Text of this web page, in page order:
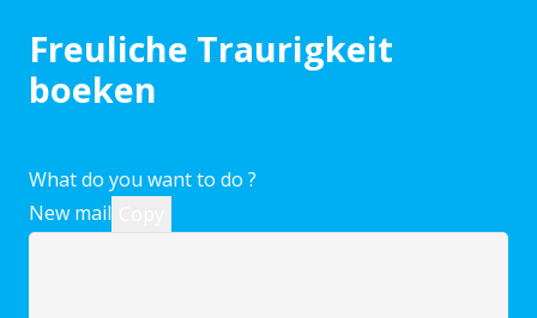
Freuliche Traurigkeit
boeken
What do you want to do ?
New mail